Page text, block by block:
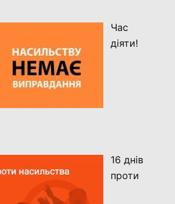
Час
діяти!
16 днів
проти